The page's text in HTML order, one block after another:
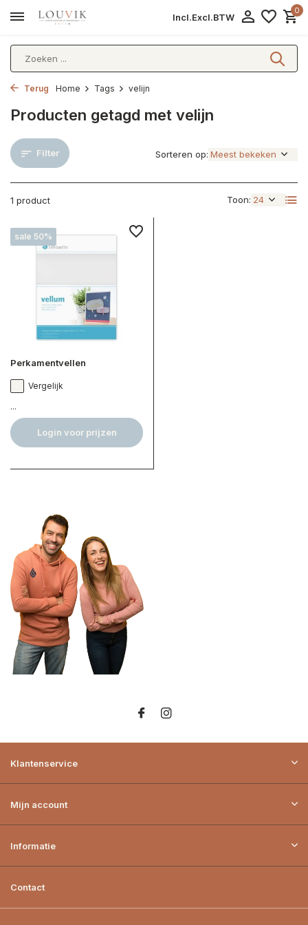
Incl.Excl.BTW
0
Terug Home Tags velijn
Producten getagd met velijn
Filter
1 product Toon:
Sorteren op:
sale 50%
Perkamentvellen
Vergelijk
...
Login voor prijzen
Klantenservice
Mijn account
Informatie
Contact